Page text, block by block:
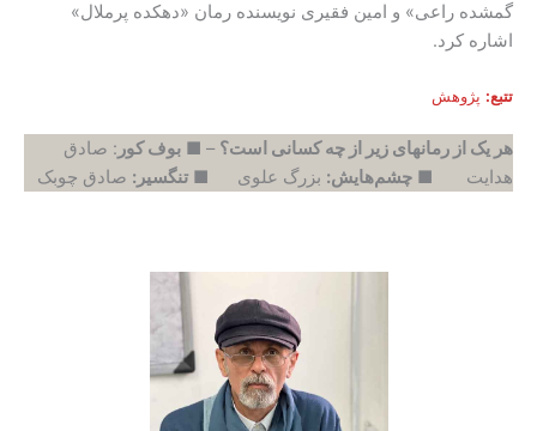
گمشده راعی» و امین فقیری نویسنده رمان «دهکده پرملال»
اشاره کرد.
تتبع: پژوهش
هر یک از رمانهای زیر از چه کسانی است؟ – ■ بوف کور : صادق
هدایت ■ چشم‌هایش: بزرگ علوی ■ تنگسیر: صادق چوبک